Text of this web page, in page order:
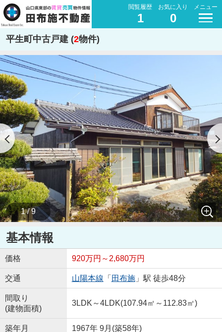
閲覧履歴
1
お気に入り
0
メニュー
平生町中古戸建 (2物件)
1 / 9
基本情報
価格 920万円～2,680万円
交通 山陽本線 「 田布施」駅 徒歩48分
間取り
(建物面積)
3LDK～4LDK(107.94㎡～112.83㎡)
築年月 1967年 9月(築58年)